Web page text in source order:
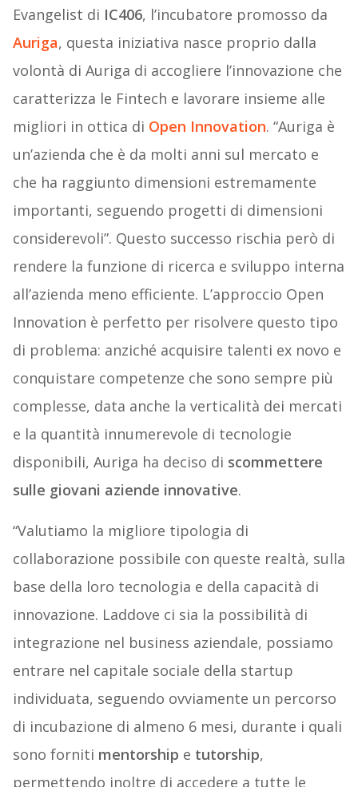
Evangelist di IC406, l’incubatore promosso da
Auriga, questa iniziativa nasce proprio dalla
volontà di Auriga di accogliere l’innovazione che
caratterizza le Fintech e lavorare insieme alle
migliori in ottica di Open Innovation. “Auriga è
un’azienda che è da molti anni sul mercato e
che ha raggiunto dimensioni estremamente
importanti, seguendo progetti di dimensioni
considerevoli”. Questo successo rischia però di
rendere la funzione di ricerca e sviluppo interna
all’azienda meno efficiente. L’approccio Open
Innovation è perfetto per risolvere questo tipo
di problema: anziché acquisire talenti ex novo e
conquistare competenze che sono sempre più
complesse, data anche la verticalità dei mercati
e la quantità innumerevole di tecnologie
disponibili, Auriga ha deciso di scommettere
sulle giovani aziende innovative.
“Valutiamo la migliore tipologia di
collaborazione possibile con queste realtà, sulla
base della loro tecnologia e della capacità di
innovazione. Laddove ci sia la possibilità di
integrazione nel business aziendale, possiamo
entrare nel capitale sociale della startup
individuata, seguendo ovviamente un percorso
di incubazione di almeno 6 mesi, durante i quali
sono forniti mentorship e tutorship,
permettendo inoltre di accedere a tutte le